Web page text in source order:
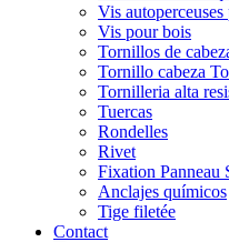
Vis
Vis pour bois
Tornillos de
Tornillo cabeza
Tornilleria alta
Tuercas
Rondelles
Rivet
Fixation Panneau
Anclajes químicos
Tige filetée
Contact